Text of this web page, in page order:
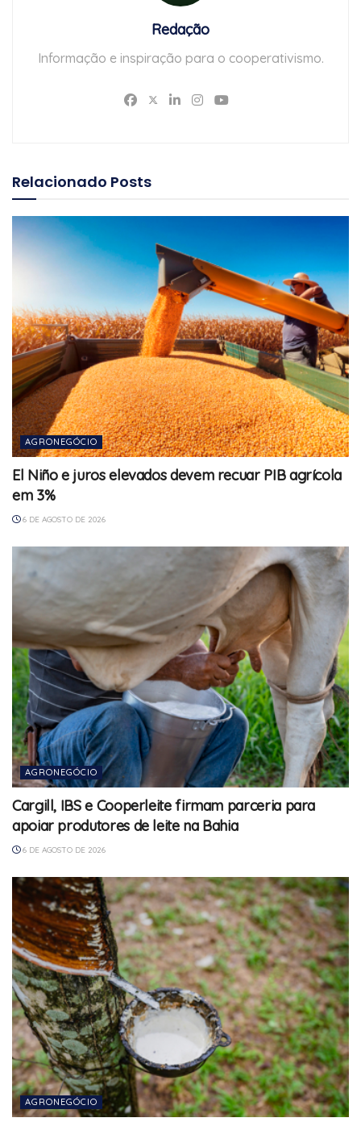
Redação
Informação e inspiração para o cooperativismo.
Relacionado Posts
AGRONEGÓCIO
El Niño e juros elevados devem recuar PIB agrícola
em 3%
6 DE AGOSTO DE 2026
AGRONEGÓCIO
Cargill, IBS e Cooperleite firmam parceria para
apoiar produtores de leite na Bahia
6 DE AGOSTO DE 2026
AGRONEGÓCIO